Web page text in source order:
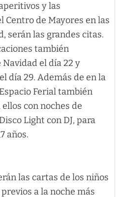
y las
Centro de Mayores en las
serán las grandes citas.
también
el día 22 y
día 29. Además de en la
Ferial también
con noches de
Light con DJ, para
años.
las cartas de los niños
a la noche más